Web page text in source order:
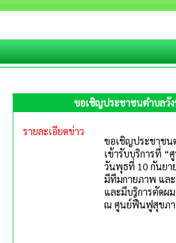
ขอเชิญประชาชนตำบลวั
รายละเอียดข่าว
ขอเชิญประชาชน
เข้ารับบริการที่
วันพุธที่ 10 กันยา
มีทีมกายภาพ แล
และมีบริการตัดผ
ณ ศูนย์ฟื้นฟูสุขภา